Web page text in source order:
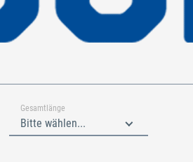
Gesamtlänge
Bitte wählen...